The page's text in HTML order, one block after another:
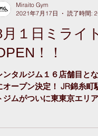
月１日ミライ
！！
ンタルジム１６店舗目と
オープン決定！ JR錦糸町
ジムがついに東東京エリ
Miraito Gym
2021年7月17日
読了時間: